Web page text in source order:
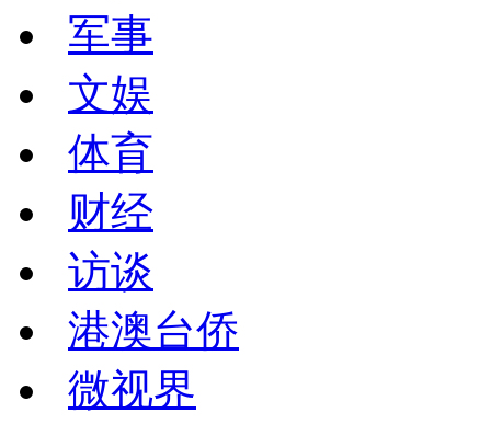
军事
文娱
体育
财经
访谈
港澳台侨
微视界